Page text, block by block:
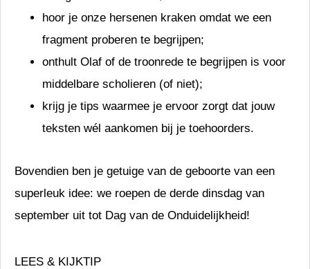
hoor je onze hersenen kraken omdat we een
fragment proberen te begrijpen;
onthult Olaf of de troonrede te begrijpen is voor
middelbare scholieren (of niet);
krijg je tips waarmee je ervoor zorgt dat jouw
teksten wél aankomen bij je toehoorders.
Bovendien ben je getuige van de geboorte van een
superleuk idee: we roepen de derde dinsdag van
september uit tot Dag van de Onduidelijkheid!
LEES & KIJKTIP